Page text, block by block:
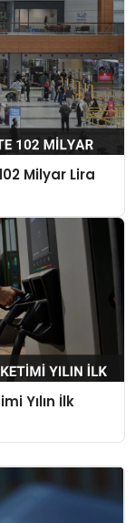
Milyar Lira
Yılın İlk